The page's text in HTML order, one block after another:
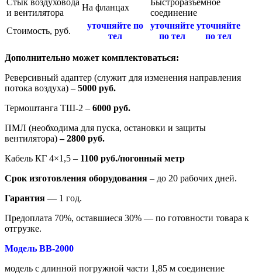
Стык воздуховода
и вентилятора
На фланцах
Быстроразъемное
соединение
Стоимость, руб.
уточняйте по
тел
уточняйте
по тел
уточняйте
по тел
Дополнительно может комплектоваться:
Реверсивный адаптер (служит для изменения направления
потока воздуха) – 5000 руб.
Термоштанга ТШ-2 – 6000 руб.
ПМЛ (необходима для пуска, остановки и защиты
вентилятора)– 2800 руб.
Кабель КГ 4×1,5 – 1100 руб./погонный метр
Срок изготовления оборудования – до 20 рабочих дней.
Гарантия — 1 год.
Предоплата 70%, оставшиеся 30% — по готовности товара к
отгрузке.
Модель ВВ-2000
модель с длинной погружной части 1,85 м соединение